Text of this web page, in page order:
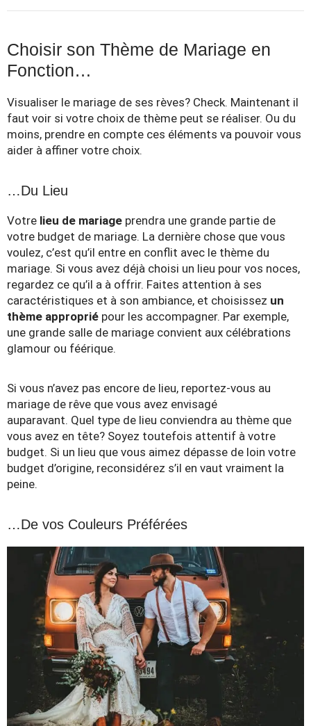
Choisir son Thème de Mariage en
Fonction…
Visualiser le mariage de ses rèves? Check. Maintenant il
faut voir si votre choix de thème peut se réaliser. Ou du
moins, prendre en compte ces éléments va pouvoir vous
aider à affiner votre choix.
…Du Lieu
Votre lieu de mariage prendra une grande partie de
votre budget de mariage. La dernière chose que vous
voulez, c’est qu’il entre en conflit avec le thème du
mariage. Si vous avez déjà choisi un lieu pour vos noces,
regardez ce qu’il a à offrir. Faites attention à ses
caractéristiques et à son ambiance, et choisissez un
thème approprié pour les accompagner. Par exemple,
une grande salle de mariage convient aux célébrations
glamour ou féérique.
Si vous n’avez pas encore de lieu, reportez-vous au
mariage de rêve que vous avez envisagé
auparavant. Quel type de lieu conviendra au thème que
vous avez en tête? Soyez toutefois attentif à votre
budget. Si un lieu que vous aimez dépasse de loin votre
budget d’origine, reconsidérez s’il en vaut vraiment la
peine.
…De vos Couleurs Préférées